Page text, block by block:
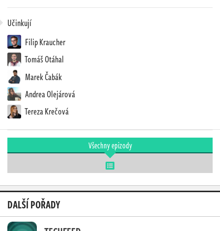
Učinkují
Filip Kraucher
Tomáš Otáhal
Marek Čabák
Andrea Olejárová
Tereza Krečová
Všechny epizody
DALŠÍ POŘADY